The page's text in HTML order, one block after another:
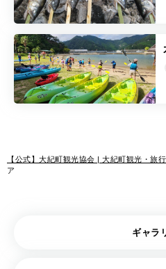
【公式】大紀町観光協会 | 大紀町観光・旅
ア
ギャラ